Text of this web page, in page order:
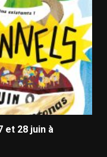
et 28 juin à